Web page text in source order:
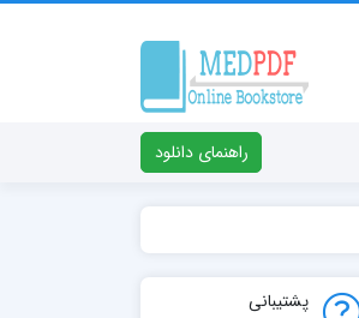
راهنمای دانلود
پشتیبانی